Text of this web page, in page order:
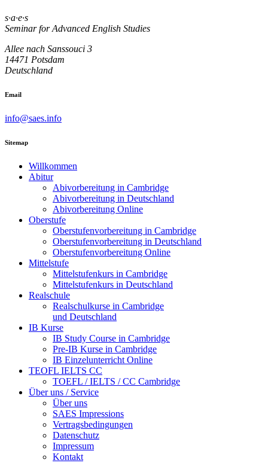
s·a·e·s
Seminar for Advanced English Studies
Allee nach Sanssouci 3
14471 Potsdam
Deutschland
Email
info@saes.info
Sitemap
Willkommen
Abitur
Abivorbereitung in Cambridge
Abivorbereitung in Deutschland
Abivorbereitung Online
Oberstufe
Oberstufenvorbereitung in Cambridge
Oberstufenvorbereitung in Deutschland
Oberstufenvorbereitung Online
Mittelstufe
Mittelstufenkurs in Cambridge
Mittelstufenkurs in Deutschland
Realschule
Realschulkurse in Cambridge
und Deutschland
IB Kurse
IB Study Course in Cambridge
Pre-IB Kurse in Cambridge
IB Einzelunterricht Online
TEOFL IELTS CC
TOEFL / IELTS / CC Cambridge
Über uns / Service
Über uns
SAES Impressions
Vertragsbedingungen
Datenschutz
Impressum
Kontakt